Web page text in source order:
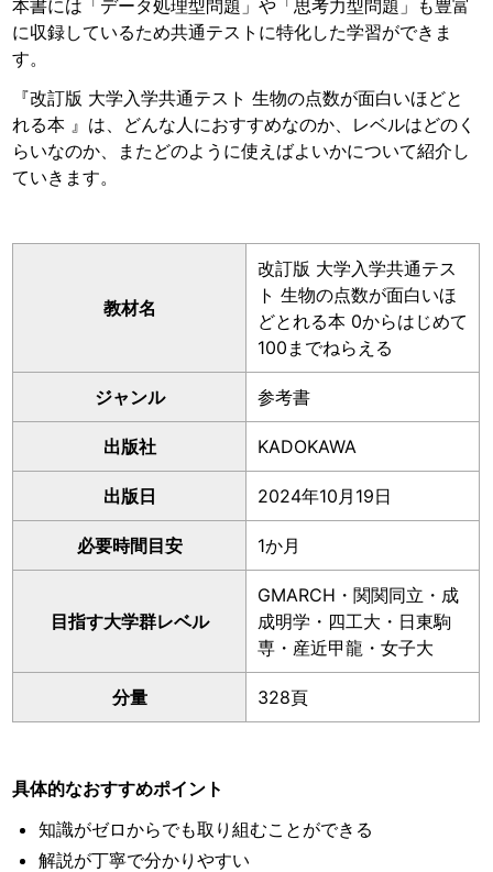
本書には「データ処理型問題」や「思考力型問題」も豊富
に収録しているため共通テストに特化した学習ができま
す。
『改訂版 大学入学共通テスト 生物の点数が面白いほどと
れる本 』は、どんな人におすすめなのか、レベルはどのく
らいなのか、またどのように使えばよいかについて紹介し
ていきます。
教材名
改訂版 大学入学共通テス
ト 生物の点数が面白いほ
どとれる本 0からはじめて
100までねらえる
ジャンル 参考書
出版社 KADOKAWA
出版日 2024年10月19日
必要時間目安 1か月
目指す大学群レベル
GMARCH・関関同立・成
成明学・四工大・日東駒
専・産近甲龍・女子大
分量 328頁
具体的なおすすめポイント
知識がゼロからでも取り組むことができる
解説が丁寧で分かりやすい